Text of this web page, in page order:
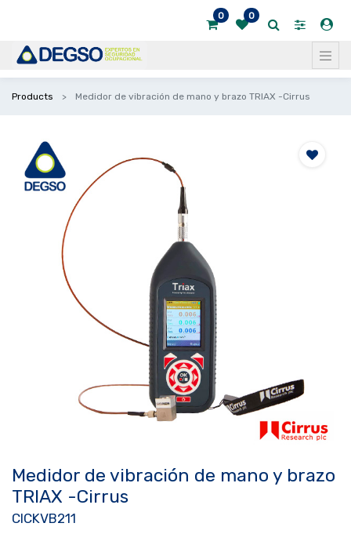
0 0
Products Medidor de vibración de mano y brazo TRIAX -Cirrus
Medidor de vibración de mano y brazo
TRIAX -Cirrus
CICKVB211